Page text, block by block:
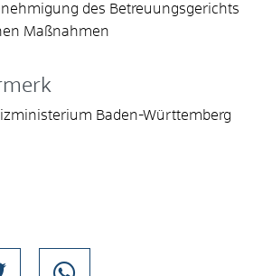
des Betreuungsgerichts
Maßnahmen
Baden-Württemberg